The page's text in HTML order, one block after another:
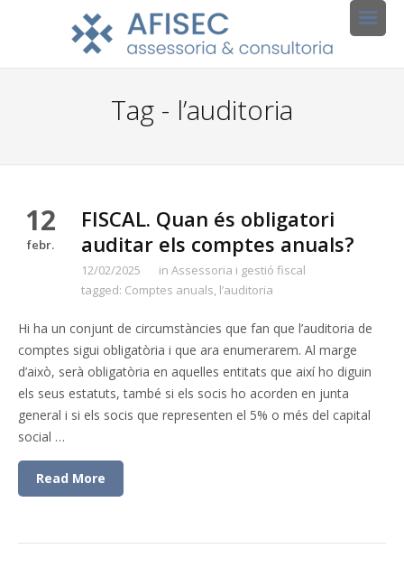
Tag - l’auditoria
12
febr.
FISCAL. Quan és obligatori
auditar els comptes anuals?
12/02/2025 in Assessoria i gestió fiscal
tagged: Comptes anuals, l’auditoria
Hi ha un conjunt de circumstàncies que fan que l’auditoria de
comptes sigui obligatòria i que ara enumerarem. Al marge
d’això, serà obligatòria en aquelles entitats que així ho diguin
els seus estatuts, també si els socis ho acorden en junta
general i si els socis que representen el 5% o més del capital
social …
Read More